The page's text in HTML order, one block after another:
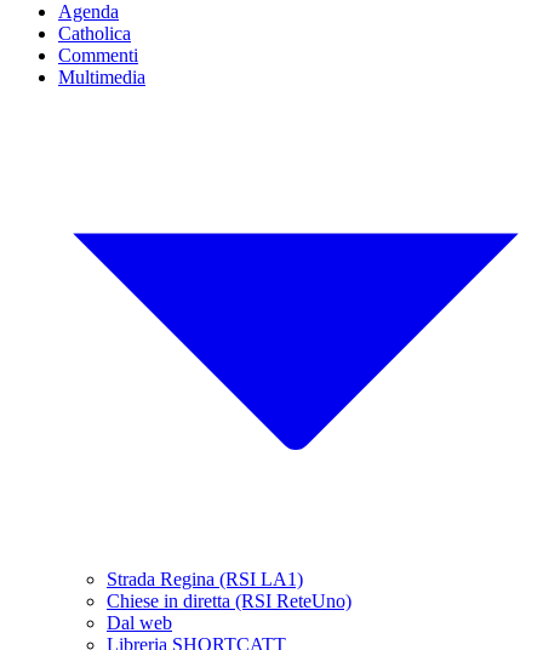
Agenda
Catholica
Commenti
Multimedia
Strada Regina (RSI LA1)
Chiese in diretta (RSI ReteUno)
Dal web
Libreria SHORTCATT